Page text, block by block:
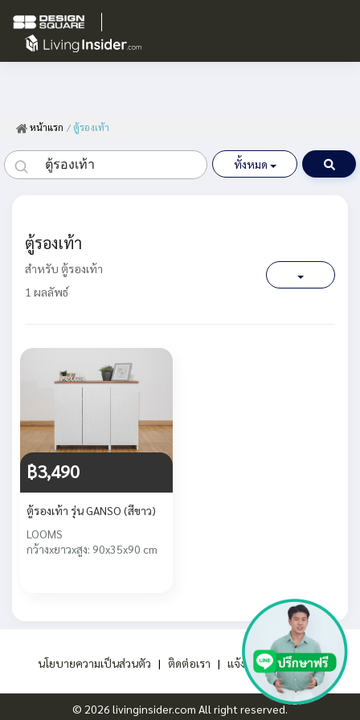
หน้าแรก / ตู้รองเท้า
ทั้งหมด
ตู้รองเท้า
สำหรับ ตู้รองเท้า
1 ผลลัพธ์
฿3,490
ตู้รองเท้า รุ่น GANSO (สีขาว)
LOOMS
กว้างxยาวxสูง: 90x35x90 cm
นโยบายความเป็นส่วนตัว | ติดต่อเรา | แจ้งปัญหาการใช้งาน
© 2026 livinginsider.com All right reserved.